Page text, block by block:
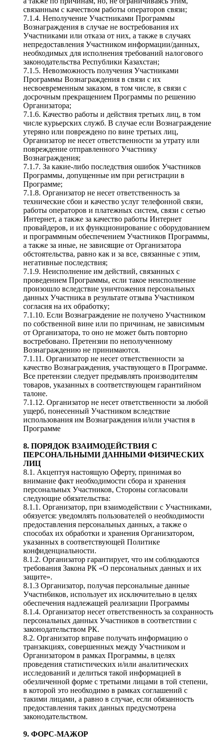
связанным с качеством работы операторов связи;
7.1.4. Неполучение Участниками Программы
Вознаграждения в случае не востребования их
Участниками или отказа от них, а также в случаях
непредоставления Участником информации/данных,
необходимых для исполнения требований налогового
законодательства Республики Казахстан;
7.1.5. Невозможность получения Участниками
Программы Вознаграждения в связи с их
несвоевременным заказом, в том числе, в связи с
досрочным прекращением Программы по решению
Организатора;
7.1.6. Качество работы и действия третьих лиц, в том
числе курьерских служб. В случае если Вознаграждение
утеряно или повреждено по вине третьих лиц,
Организатор не несет ответственности за утрату или
повреждение отправленного Участнику
Вознаграждения;
7.1.7. За какие-либо последствия ошибок Участников
Программы, допущенные им при регистрации в
Программе;
7.1.8. Организатор не несет ответственность за
технические сбои и качество услуг телефонной связи,
работы операторов и платежных систем, связи с сетью
Интернет, а также за качество работы Интернет
провайдеров, и их функционирование с оборудованием
и программным обеспечением Участников Программы,
а также за иные, не зависящие от Организатора
обстоятельства, равно как и за все, связанные с этим,
негативные последствия;
7.1.9. Неисполнение им действий, связанных с
проведением Программы, если такое неисполнение
произошло вследствие уничтожения персональных
данных Участника в результате отзыва Участником
согласия на их обработку;
7.1.10. Если Вознаграждение не получено Участником
по собственной вине или по причинам, не зависимым
от Организатора, то оно не может быть повторно
востребовано. Претензии по неполученному
Вознаграждению не принимаются.
7.1.11. Организатор не несет ответственности за
качество Вознаграждения, участвующего в Программе.
Все претензии следует предъявлять производителям
товаров, указанных в соответствующем гарантийном
талоне.
7.1.12. Организатор не несет ответственности за любой
ущерб, понесенный Участником вследствие
использования им Вознаграждения и/или участия в
Программе
8. ПОРЯДОК ВЗАИМОДЕЙСТВИЯ С
ПЕРСОНАЛЬНЫМИ ДАННЫМИ ФИЗИЧЕСКИХ
ЛИЦ
8.1. Акцептуя настоящую Оферту, принимая во
внимание факт необходимости сбора и хранения
персональных Участников, Стороны согласовали
следующие обязательства:
8.1.1. Организатор, при взаимодействии с Участниками,
обязуется: уведомлять пользователей о необходимости
предоставления персональных данных, а также о
способах их обработки и хранения Организатором,
указанных в соответствующей Политике
конфиденциальности.
8.1.2. Организатор гарантирует, что им соблюдаются
требования Закона РК «О персональных данных и их
защите».
8.1.3 Организатор, получая персональные данные
Участн6иков, использует их исключительно в целях
обеспечения надлежащей реализации Программы
8.1.4. Организатор несет ответственность за сохранность
персональных данных Участников в соответствии с
законодательством РК.
8.2. Организатор вправе получать информацию о
транзакциях, совершенных между Участником и
Организатором в рамках Программы, в целях
проведения статистических и/или аналитических
исследований и делиться такой информацией в
обезличенной форме с третьими лицами в той степени,
в которой это необходимо в рамках соглашений с
такими лицами, а равно в случае, если обязанность
предоставления таких данных предусмотрена
законодательством.
9. ФОРС-МАЖОР